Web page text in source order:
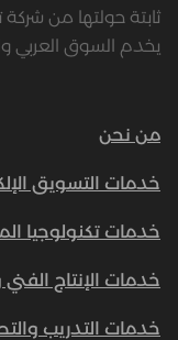
ثابتة حولتها من
يخدم السوق العربي
من نحن
خدمات التسويق
خدمات تكنولوجيا
خدمات الإنتاج الفني
خدمات التدريب